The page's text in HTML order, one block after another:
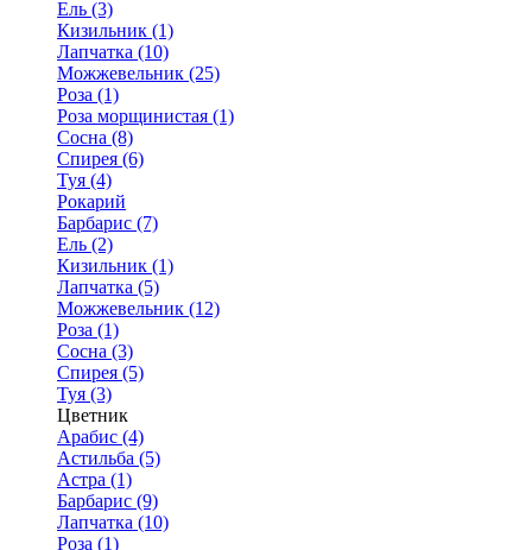
Ель (3)
Кизильник (1)
Лапчатка (10)
Можжевельник (25)
Роза (1)
Роза морщинистая (1)
Сосна (8)
Спирея (6)
Туя (4)
Рокарий
Барбарис (7)
Ель (2)
Кизильник (1)
Лапчатка (5)
Можжевельник (12)
Роза (1)
Сосна (3)
Спирея (5)
Туя (3)
Цветник
Арабис (4)
Астильба (5)
Астра (1)
Барбарис (9)
Лапчатка (10)
Роза (1)